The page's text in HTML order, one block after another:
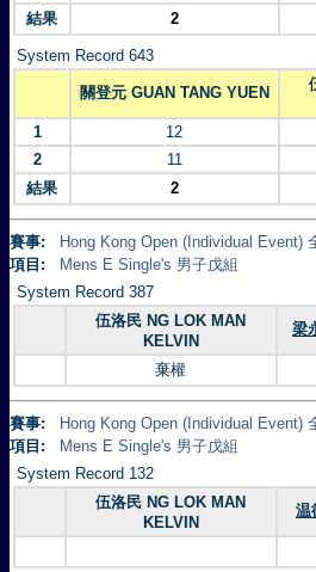
結果
2
System Record 643
關登元 GUAN TANG YUEN
1
12
2
11
結果
2
賽事:
Hong Kong Open (Individual Event)
項目:
Mens E Single's 男子戊組
System Record 387
伍洛民 NG LOK MAN
KELVIN
梁
棄權
賽事:
Hong Kong Open (Individual Event)
項目:
Mens E Single's 男子戊組
System Record 132
伍洛民 NG LOK MAN
KELVIN
温